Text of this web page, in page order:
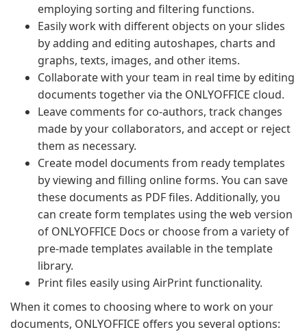
employing sorting and filtering functions.
Easily work with different objects on your slides
by adding and editing autoshapes, charts and
graphs, texts, images, and other items.
Collaborate with your team in real time by editing
documents together via the ONLYOFFICE cloud.
Leave comments for co-authors, track changes
made by your collaborators, and accept or reject
them as necessary.
Create model documents from ready templates
by viewing and filling online forms. You can save
these documents as PDF files. Additionally, you
can create form templates using the web version
of ONLYOFFICE Docs or choose from a variety of
pre-made templates available in the template
library.
Print files easily using AirPrint functionality.
When it comes to choosing where to work on your
documents, ONLYOFFICE offers you several options: